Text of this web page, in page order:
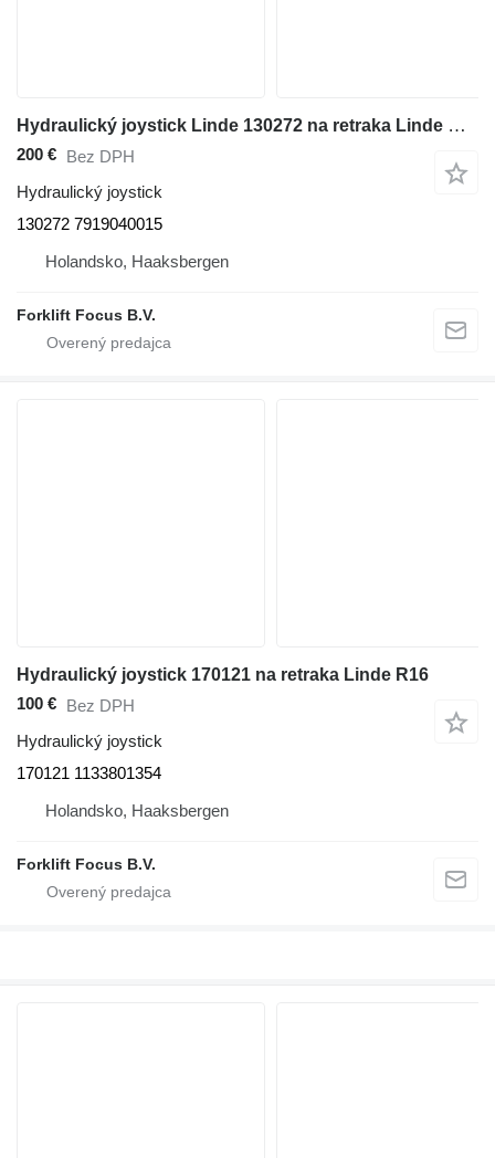
Hydraulický joystick Linde 130272 na retraka Linde R16
200 € Bez DPH
Hydraulický joystick
130272 7919040015
Holandsko, Haaksbergen
Forklift Focus B.V.
Hydraulický joystick 170121 na retraka Linde R16
100 € Bez DPH
Hydraulický joystick
170121 1133801354
Holandsko, Haaksbergen
Forklift Focus B.V.